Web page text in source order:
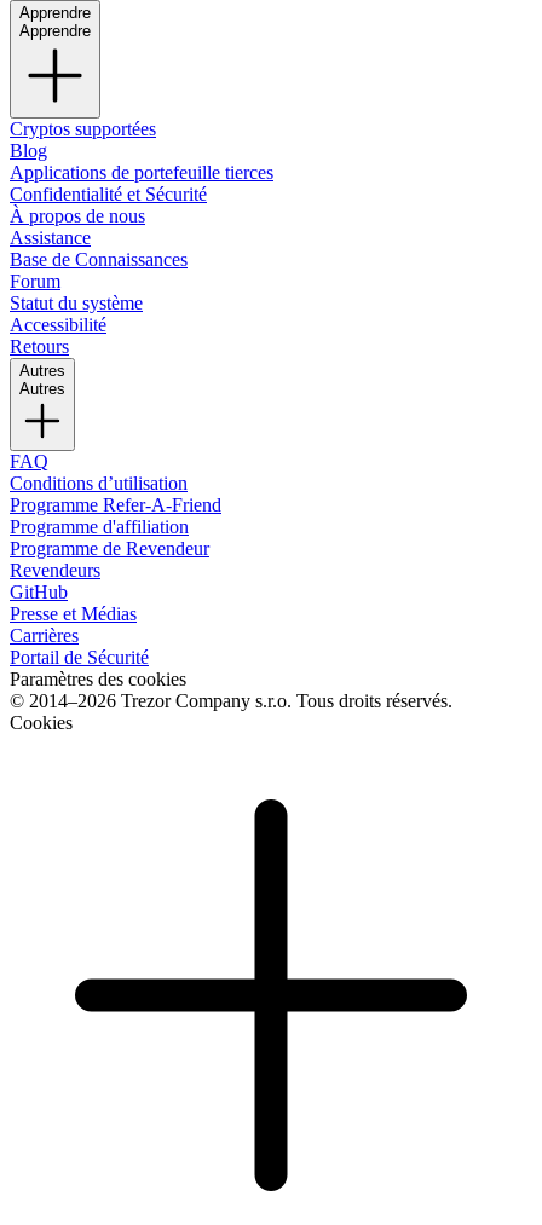
Apprendre
Apprendre
Cryptos supportées
Blog
Applications de portefeuille tierces
Confidentialité et Sécurité
À propos de nous
Assistance
Base de Connaissances
Forum
Statut du système
Accessibilité
Retours
Autres
Autres
FAQ
Conditions d’utilisation
Programme Refer-A-Friend
Programme d'affiliation
Programme de Revendeur
Revendeurs
GitHub
Presse et Médias
Carrières
Portail de Sécurité
Paramètres des cookies
© 2014–2026 Trezor Company s.r.o. Tous droits réservés.
Cookies